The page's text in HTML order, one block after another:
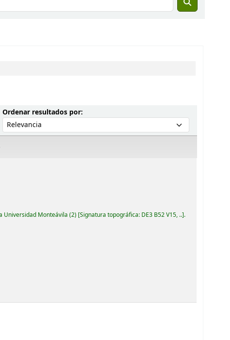
Ordenar resultados por:Ordenar por:
Universidad Monteávila (2) Signatura topográfica: DE3 B52 V15, .. .